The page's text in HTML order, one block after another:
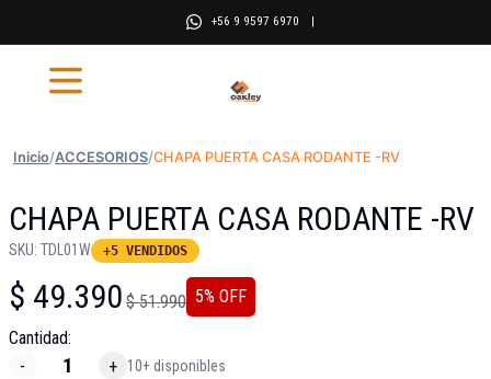
+56 9 9597 6970 |
Inicio/ACCESORIOS/CHAPA PUERTA CASA RODANTE -RV
CHAPA PUERTA CASA RODANTE -RV
SKU: TDL01W +5 VENDIDOS
$ 49.390 $51.990 5% OFF
Cantidad:
-
+ 10+ disponibles